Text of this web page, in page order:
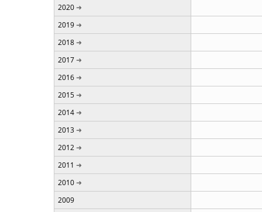
2020
2019
2018
2017
2016
2015
2014
2013
2012
2011
2010
2009